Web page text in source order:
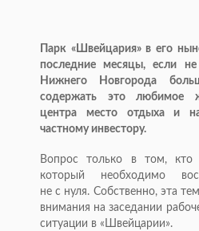
Парк «Швейцария» в его
последние месяцы, если
Нижнего Новгорода
содержать это любимое
центра место отдыха и
частному инвестору.
Вопрос только в том, кто
который необходимо
не с нуля. Собственно, эта
внимания на заседании
ситуации в «Швейцарии».